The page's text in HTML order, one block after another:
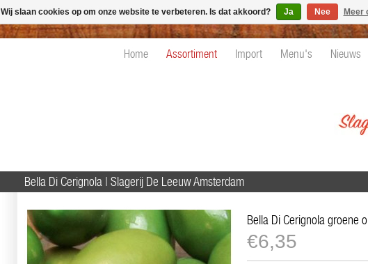
Home Assortiment Import Menu's Nieuws
Bella Di Cerignola | Slagerij De Leeuw Amsterdam
Bella Di Cerignola groene
€6,35
Wij slaan cookies op om onze website te verbeteren. Is dat akkoord? Ja Nee Meer